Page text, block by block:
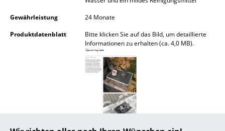
Hängeleuchten & Deckenleuchten
Gewährleistung
24 Monate
Produktdatenblatt
Bitte klicken Sie auf das Bild, um detaillierte
Informationen zu erhalten (ca. 4,0 MB).